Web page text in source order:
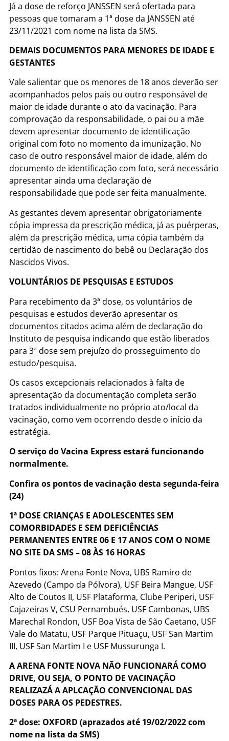
Já a dose de reforço JANSSEN será ofertada para
pessoas que tomaram a 1ª dose da JANSSEN até
23/11/2021 com nome na lista da SMS.
DEMAIS DOCUMENTOS PARA MENORES DE IDADE E
GESTANTES
Vale salientar que os menores de 18 anos deverão ser
acompanhados pelos pais ou outro responsável de
maior de idade durante o ato da vacinação. Para
comprovação da responsabilidade, o pai ou a mãe
devem apresentar documento de identificação
original com foto no momento da imunização. No
caso de outro responsável maior de idade, além do
documento de identificação com foto, será necessário
apresentar ainda uma declaração de
responsabilidade que pode ser feita manualmente.
As gestantes devem apresentar obrigatoriamente
cópia impressa da prescrição médica, já as puérperas,
além da prescrição médica, uma cópia também da
certidão de nascimento do bebê ou Declaração dos
Nascidos Vivos.
VOLUNTÁRIOS DE PESQUISAS E ESTUDOS
Para recebimento da 3ª dose, os voluntários de
pesquisas e estudos deverão apresentar os
documentos citados acima além de declaração do
Instituto de pesquisa indicando que estão liberados
para 3ª dose sem prejuízo do prosseguimento do
estudo/pesquisa.
Os casos excepcionais relacionados à falta de
apresentação da documentação completa serão
tratados individualmente no próprio ato/local da
vacinação, como vem ocorrendo desde o início da
estratégia.
O serviço do Vacina Express estará funcionando
normalmente.
Confira os pontos de vacinação desta segunda-feira
(24)
1ª DOSE CRIANÇAS E ADOLESCENTES SEM
COMORBIDADES E SEM DEFICIÊNCIAS
PERMANENTES ENTRE 06 E 17 ANOS COM O NOME
NO SITE DA SMS – 08 ÀS 16 HORAS
Pontos fixos: Arena Fonte Nova, UBS Ramiro de
Azevedo (Campo da Pólvora), USF Beira Mangue, USF
Alto de Coutos II, USF Plataforma, Clube Periperi, USF
Cajazeiras V, CSU Pernambués, USF Cambonas, UBS
Marechal Rondon, USF Boa Vista de São Caetano, USF
Vale do Matatu, USF Parque Pituaçu, USF San Martim
III, USF San Martim I e USF Mussurunga I.
A ARENA FONTE NOVA NÃO FUNCIONARÁ COMO
DRIVE, OU SEJA, O PONTO DE VACINAÇÃO
REALIZAZÁ A APLCAÇÃO CONVENCIONAL DAS
DOSES PARA OS PEDESTRES.
2ª dose: OXFORD (aprazados até 19/02/2022 com
nome na lista da SMS)